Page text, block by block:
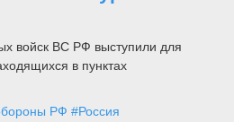
войск ВС РФ выступили для
в пунктах
РФ #Россия